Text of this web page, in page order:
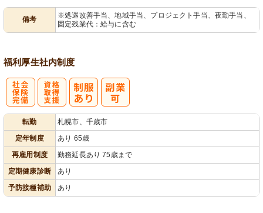
備考
※処遇改善手当、地域手当、プロジェクト手当、夜勤手当、
固定残業代：給与に含む
福利厚生社内制度
転勤
札幌市、千歳市
定年制度
あり 65歳
再雇用制度
勤務延長あり 75歳まで
定期健康診断
あり
予防接種補助
あり